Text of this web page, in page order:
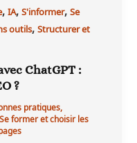
,IA,S'informer,Se
outils,Structurer et
ChatGPT :
?
pratiques,
Se former et choisir les